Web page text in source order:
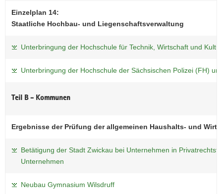
Einzelplan 14:
Staatliche Hochbau- und Liegenschaftsverwaltung
Unterbringung der Hochschule für Technik, Wirtschaft und
Unterbringung der Hochschule der Sächsischen Polizei (FH)
Teil B - Kommunen
Ergebnisse der Prüfung der allgemeinen Haushalts- und
Betätigung der Stadt Zwickau bei Unternehmen in
Unternehmen
Neubau Gymnasium Wilsdruff